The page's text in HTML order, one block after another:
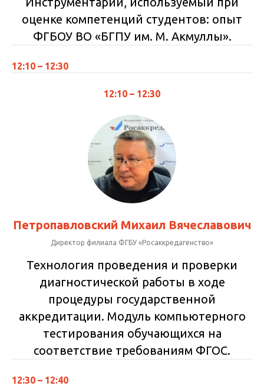
оценке компетенций студентов: опыт
ФГБОУ ВО «БГПУ им. М. Акмуллы».
12:10 – 12:30
12:10 – 12:30
Петропавловский Михаил Вячеславович
Директор филиала ФГБУ «Росаккредагенство»
Технология проведения и проверки
диагностической работы в ходе
процедуры государственной
аккредитации. Модуль компьютерного
тестирования обучающихся на
соответствие требованиям ФГОС.
12:30 – 12:40